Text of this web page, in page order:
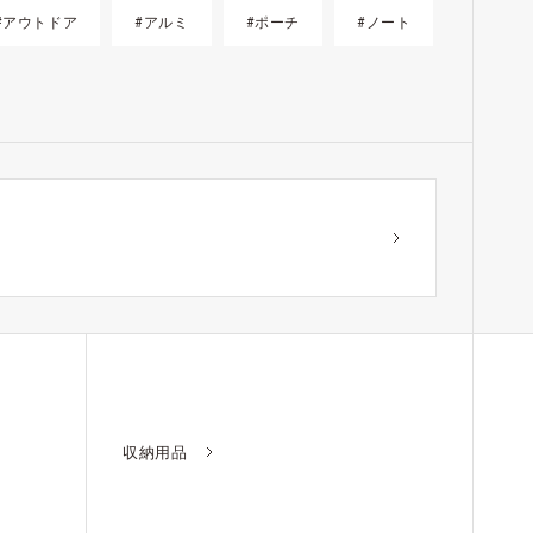
ウトドア #アルミ #ポーチ #ノート
収納用品